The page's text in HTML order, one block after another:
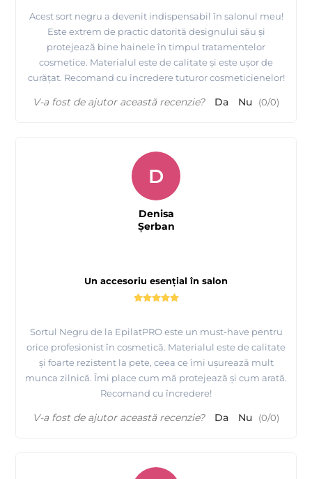
Acest sort negru a devenit indispensabil în salonul meu!
Este extrem de practic datorită designului său și
protejează bine hainele în timpul tratamentelor
cosmetice. Materialul este de calitate și este ușor de
curățat. Recomand cu încredere tuturor cosmeticienelor!
V-a fost de ajutor această recenzie? Da Nu (0/0)
Un accesoriu esențial în salon
Sortul Negru de la EpilatPRO este un must-have pentru
orice profesionist în cosmetică. Materialul este de calitate
și foarte rezistent la pete, ceea ce îmi ușurează mult
munca zilnică. Îmi place cum mă protejează și cum arată.
Recomand cu încredere!
D
Denisa
Şerban
V-a fost de ajutor această recenzie? Da Nu (0/0)